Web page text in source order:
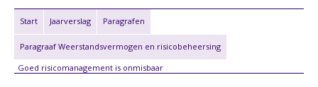
Start Jaarverslag Paragrafen
Paragraaf Weerstandsvermogen en risicobeheersing
Goed risicomanagement is onmisbaar